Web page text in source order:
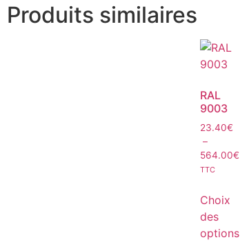
Produits similaires
RAL
9003
23.40€
–
564.00€
TTC
Choix
des
options